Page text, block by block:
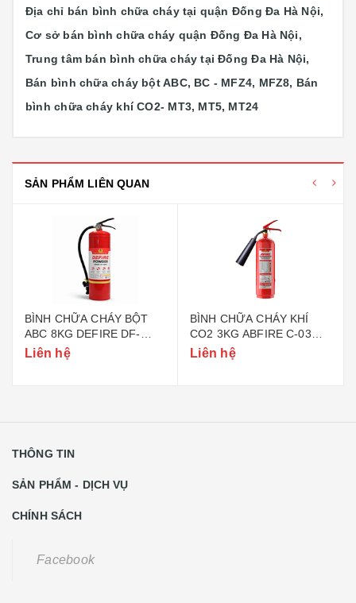
Địa chỉ bán bình chữa cháy tại quận Đống Đa Hà Nội,
Cơ sở bán bình chữa cháy quận Đống Đa Hà Nội,
Trung tâm bán bình chữa cháy tại Đống Đa Hà Nội,
Bán bình chữa cháy bột ABC, BC - MFZ4, MFZ8, Bán
bình chữa cháy khí CO2- MT3, MT5, MT24
SẢN PHẨM LIÊN QUAN
BÌNH CHỮA CHÁY BỘT
ABC 8KG DEFIRE DF-
ABC8 (BỘ CÔNG AN)
Liên hệ
BÌNH CHỮA CHÁY KHÍ
CO2 3KG ABFIRE C-03
(TEM BỘ CÔNG AN)
Liên hệ
THÔNG TIN
SẢN PHẨM - DỊCH VỤ
CHÍNH SÁCH
Facebook